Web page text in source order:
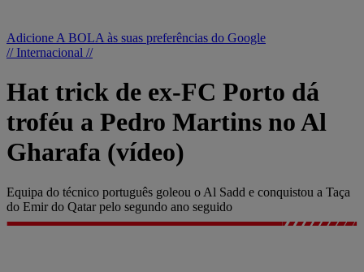
Adicione A BOLA às suas preferências do Google
// Internacional //
Hat trick de ex-FC Porto dá
troféu a Pedro Martins no Al
Gharafa (vídeo)
Equipa do técnico português goleou o Al Sadd e conquistou a Taça
do Emir do Qatar pelo segundo ano seguido